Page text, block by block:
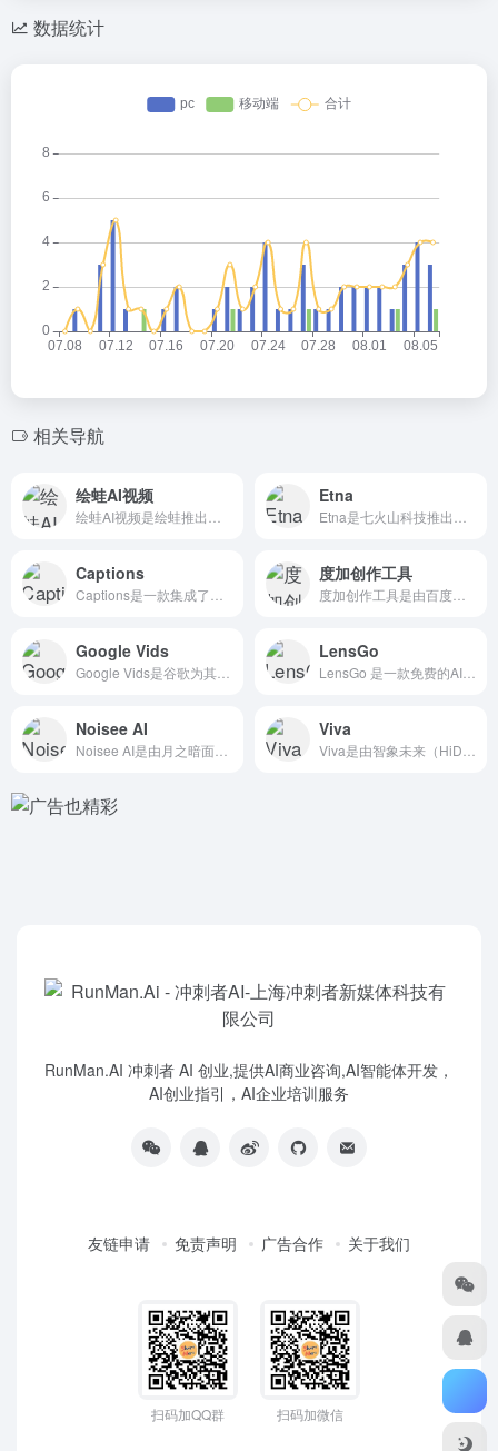
数据统计
相关导航
绘蛙AI视频 Etna
Captions 度加创作工具
Google Vids LensGo
Noisee AI Viva
RunMan.AI 冲刺者 AI 创业,提供AI商业咨询,AI智能体开发，
AI创业指引，AI企业培训服务
友链申请 免责声明 广告合作 关于我们
扫码加QQ群 扫码加微信